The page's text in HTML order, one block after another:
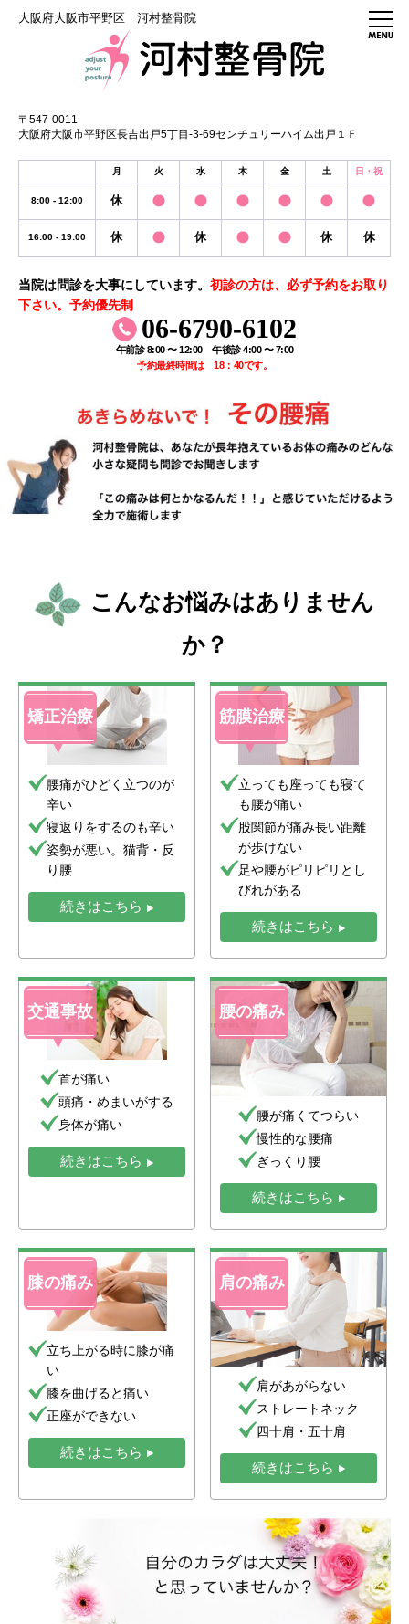
大阪府大阪市平野区 河村整骨院
〒547-0011
大阪府大阪市平野区長吉出戸5丁目-3-69センチュリーハイム出戸１Ｆ
月 火 水 木 金 土 日・祝
8:00 - 12:00 休
16:00 - 19:00 休 休 休 休
当院は問診を大事にしています。 初診の方は、必ず予約をお取り
下さい。予約優先制
06-6790-6102
午前診 8:00 〜 12:00 午後診 4:00 〜 7:00
予約最終時間は 18：40です。
こんなお悩みはありません
か？
矯正治療
腰痛がひどく立つのが
辛い
寝返りをするのも辛い
姿勢が悪い。猫背・反
り腰
続きはこちら
筋膜治療
立っても座っても寝て
も腰が痛い
股関節が痛み長い距離
が歩けない
足や腰がピリピリとし
びれがある
続きはこちら
交通事故
首が痛い
頭痛・めまいがする
身体が痛い
続きはこちら
腰の痛み
腰が痛くてつらい
慢性的な腰痛
ぎっくり腰
続きはこちら
膝の痛み
立ち上がる時に膝が痛
い
膝を曲げると痛い
正座ができない
続きはこちら
肩の痛み
肩があがらない
ストレートネック
四十肩・五十肩
続きはこちら